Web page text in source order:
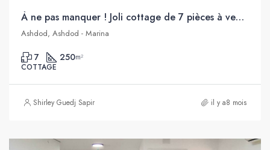
À ne pas manquer ! Joli cottage de 7 pièces à vendre, Marina, Ashdod
Ashdod, Ashdod - Marina
7 250m²
COTTAGE
Shirley Guedj Sapir il y a8 mois